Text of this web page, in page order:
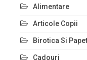
Alimentare
Articole Copii
Birotica Si
Cadouri